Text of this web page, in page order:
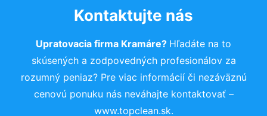
Kontaktujte nás
Upratovacia firma Kramáre? Hľadáte na to
skúsených a zodpovedných profesionálov za
rozumný peniaz? Pre viac informácií či nezáväznú
cenovú ponuku nás neváhajte kontaktovať –
www.topclean.sk.